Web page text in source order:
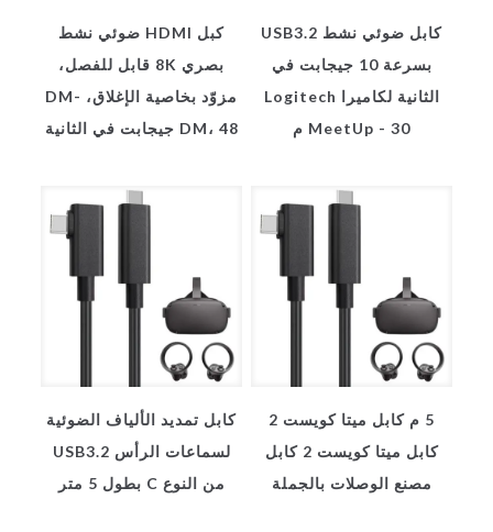
كابل ضوئي نشط USB3.2
بسرعة 10 جيجابت في
الثانية لكاميرا Logitech
MeetUp - 30 م
كبل HDMI ضوئي نشط
بصري 8K قابل للفصل،
مزوّد بخاصية الإغلاق، DM-
DM، 48 جيجابت في الثانية
5 م كابل ميتا كويست 2
كابل ميتا كويست 2 كابل
مصنع الوصلات بالجملة
كابل تمديد الألياف الضوئية
لسماعات الرأس USB3.2
من النوع C بطول 5 متر